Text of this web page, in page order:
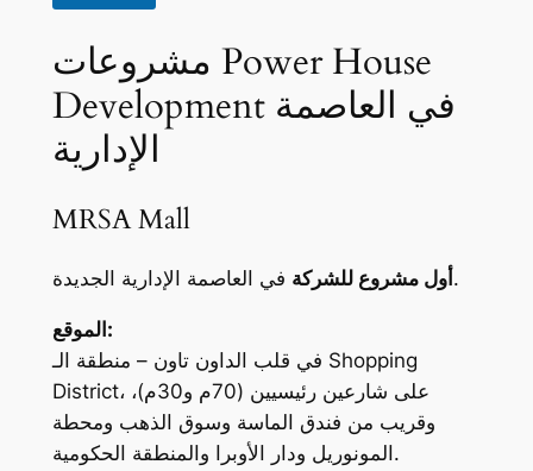
د
ل
ة
ل
ل
مشروعات Power House
Development في العاصمة
الإدارية
MRSA Mall
أول مشروع للشركة في العاصمة الإدارية الجديدة.
الموقع:
في قلب الداون تاون – منطقة الـ Shopping
District، على شارعين رئيسيين (70م و30م)،
وقريب من فندق الماسة وسوق الذهب ومحطة
المونوريل ودار الأوبرا والمنطقة الحكومية.